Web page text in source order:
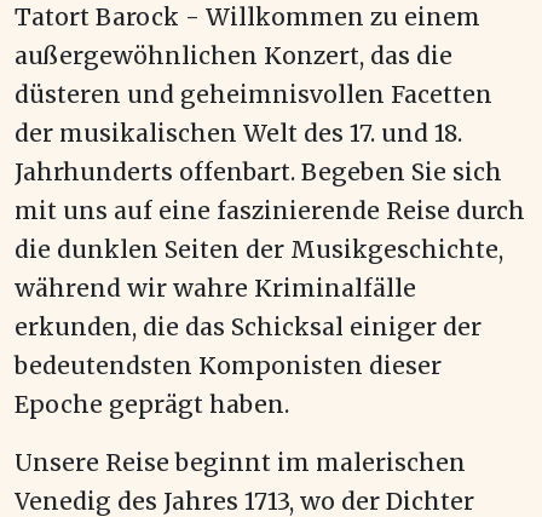
Tatort Barock - Willkommen zu einem
außergewöhnlichen Konzert, das die
düsteren und geheimnisvollen Facetten
der musikalischen Welt des 17. und 18.
Jahrhunderts offenbart. Begeben Sie sich
mit uns auf eine faszinierende Reise durch
die dunklen Seiten der Musikgeschichte,
während wir wahre Kriminalfälle
erkunden, die das Schicksal einiger der
bedeutendsten Komponisten dieser
Epoche geprägt haben.
Unsere Reise beginnt im malerischen
Venedig des Jahres 1713, wo der Dichter